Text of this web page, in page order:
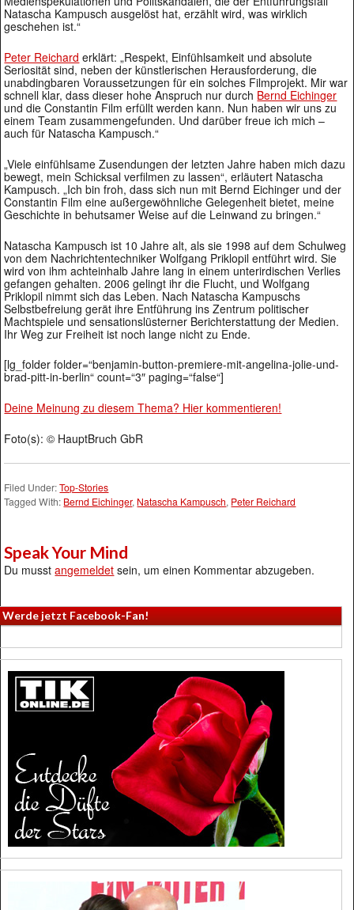
Natascha Kampusch ausgelöst hat, erzählt wird, was wirklich
geschehen ist.“
Peter Reichard erklärt: „Respekt, Einfühlsamkeit und absolute
Seriosität sind, neben der künstlerischen Herausforderung, die
unabdingbaren Voraussetzungen für ein solches Filmprojekt. Mir war
schnell klar, dass dieser hohe Anspruch nur durch Bernd Eichinger
und die Constantin Film erfüllt werden kann. Nun haben wir uns zu
einem Team zusammengefunden. Und darüber freue ich mich –
auch für Natascha Kampusch.“
„Viele einfühlsame Zusendungen der letzten Jahre haben mich dazu
bewegt, mein Schicksal verfilmen zu lassen“, erläutert Natascha
Kampusch. „Ich bin froh, dass sich nun mit Bernd Eichinger und der
Constantin Film eine außergewöhnliche Gelegenheit bietet, meine
Geschichte in behutsamer Weise auf die Leinwand zu bringen.“
Natascha Kampusch ist 10 Jahre alt, als sie 1998 auf dem Schulweg
von dem Nachrichtentechniker Wolfgang Priklopil entführt wird. Sie
wird von ihm achteinhalb Jahre lang in einem unterirdischen Verlies
gefangen gehalten. 2006 gelingt ihr die Flucht, und Wolfgang
Priklopil nimmt sich das Leben. Nach Natascha Kampuschs
Selbstbefreiung gerät ihre Entführung ins Zentrum politischer
Machtspiele und sensationslüsterner Berichterstattung der Medien.
Ihr Weg zur Freiheit ist noch lange nicht zu Ende.
[lg_folder folder=“benjamin-button-premiere-mit-angelina-jolie-und-
brad-pitt-in-berlin“ count=“3″ paging=“false“]
Deine Meinung zu diesem Thema? Hier kommentieren!
Foto(s): © HauptBruch GbR
Filed Under:Top-Stories
Tagged With: Bernd Eichinger, Natascha Kampusch, Peter Reichard
Speak Your Mind
Du musstangemeldet sein, um einen Kommentar abzugeben.
Werde jetzt Facebook-Fan!